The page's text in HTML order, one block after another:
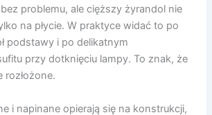
problemu, ale cięższy żyrandol nie
na płycie. W praktyce widać to po
podstawy i po delikatnym
przy dotknięciu lampy. To znak, że
rozłożone.
i napinane opierają się na konstrukcji,